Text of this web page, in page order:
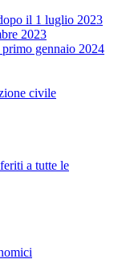
il 1 luglio 2023
2023
gennaio 2024
civile
a tutte le